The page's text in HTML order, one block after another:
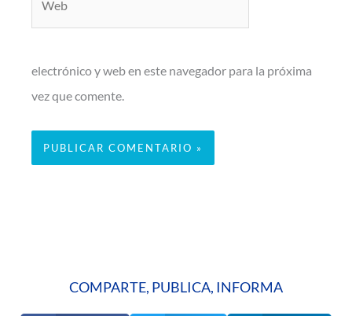
electrónico y web en este navegador para la próxima
vez que comente.
COMPARTE, PUBLICA, INFORMA